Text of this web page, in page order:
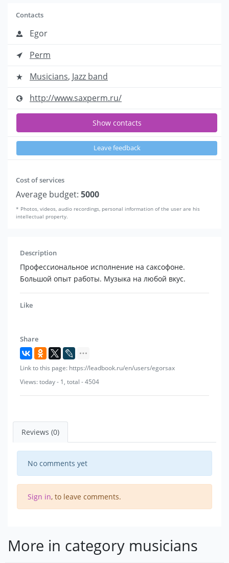
Contacts
Egor
Perm
Musicians, Jazz band
http://www.saxperm.ru/
Show contacts
Leave feedback
Cost of services
Average budget: 5000
* Photos, videos, audio recordings, personal information of the user are his
intellectual property.
Description
Профессиональное исполнение на саксофоне.
Большой опыт работы. Музыка на любой вкус.
Like
Share
Link to this page: https://leadbook.ru/en/users/egorsax
Views: today - 1, total - 4504
Reviews (0)
No comments yet
Sign in, to leave comments.
More in category musicians